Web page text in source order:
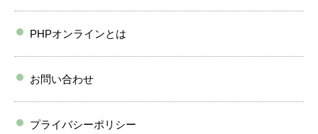
PHPオンラインとは
お問い合わせ
プライバシーポリシー